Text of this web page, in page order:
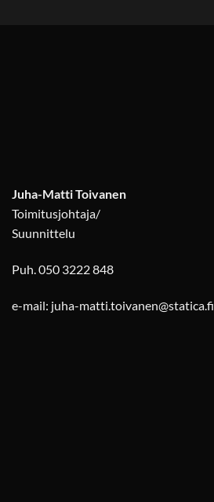
Juha-Matti Toivanen
Toimitusjohtaja/
Suunnittelu
Puh. 050 3222 848
e-mail: juha-matti.toivanen@statica.fi